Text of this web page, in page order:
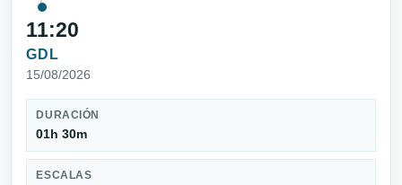
11:20
GDL
15/08/2026
DURACIÓN
01h 30m
ESCALAS